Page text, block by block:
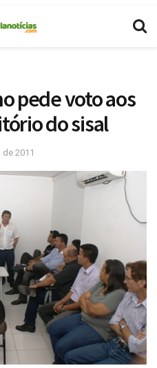
pede voto aos
do sisal
2011